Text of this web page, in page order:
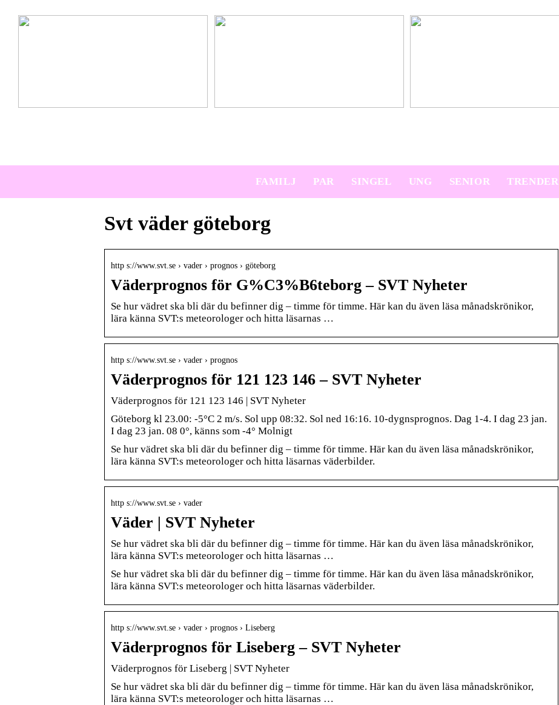
FAMILJ PAR SINGEL UNG SENIOR TRENDER
Svt väder göteborg
http s://www.svt.se › vader › prognos › göteborg
Väderprognos för G%C3%B6teborg – SVT Nyheter
Se hur vädret ska bli där du befinner dig – timme för timme. Här kan du även läsa månadskrönikor,
lära känna SVT:s meteorologer och hitta läsarnas …
http s://www.svt.se › vader › prognos
Väderprognos för 121 123 146 – SVT Nyheter
Väderprognos för 121 123 146 | SVT Nyheter
Göteborg kl 23.00: -5°C 2 m/s. Sol upp 08:32. Sol ned 16:16. 10-dygnsprognos. Dag 1-4. I dag 23 jan.
I dag 23 jan. 08 0°, känns som ‑4° Molnigt
Se hur vädret ska bli där du befinner dig – timme för timme. Här kan du även läsa månadskrönikor,
lära känna SVT:s meteorologer och hitta läsarnas väderbilder.
http s://www.svt.se › vader
Väder | SVT Nyheter
Se hur vädret ska bli där du befinner dig – timme för timme. Här kan du även läsa månadskrönikor,
lära känna SVT:s meteorologer och hitta läsarnas …
Se hur vädret ska bli där du befinner dig – timme för timme. Här kan du även läsa månadskrönikor,
lära känna SVT:s meteorologer och hitta läsarnas väderbilder.
http s://www.svt.se › vader › prognos › Liseberg
Väderprognos för Liseberg – SVT Nyheter
Väderprognos för Liseberg | SVT Nyheter
Se hur vädret ska bli där du befinner dig – timme för timme. Här kan du även läsa månadskrönikor,
lära känna SVT:s meteorologer och hitta läsarnas …